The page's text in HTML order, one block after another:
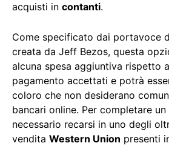
acquisti in contanti.
Come specificato dai portavoce
creata da Jeff Bezos, questa
alcuna spesa aggiuntiva rispetto
pagamento accettati e potrà
coloro che non desiderano
bancari online. Per completare
necessario recarsi in uno degli
vendita Western Union presenti